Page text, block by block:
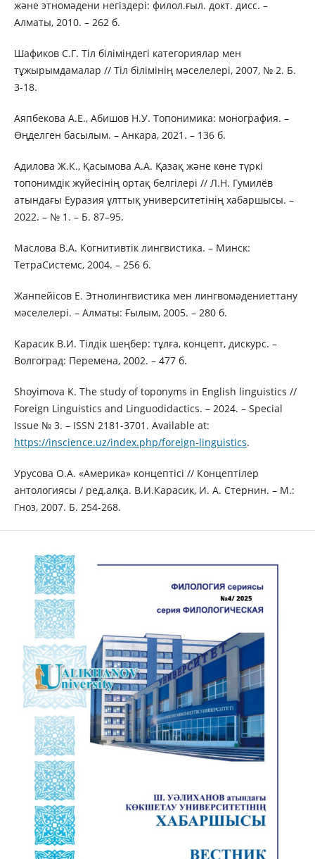
және этномәдени негіздері: филол.ғыл. докт. дисс. –
Алматы, 2010. – 262 б.
Шафиков С.Г. Тіл біліміндегі категориялар мен
тұжырымдамалар // Тіл білімінің мәселелері, 2007, № 2. Б.
3-18.
Аяпбекова А.Е., Абишов Н.У. Топонимика: монография. –
Өңделген басылым. – Анкара, 2021. – 136 б.
Адилова Ж.К., Қасымова А.А. Қазақ және көне түркі
топонимдік жүйесінің ортақ белгілері // Л.Н. Гумилёв
атындағы Еуразия ұлттық университетінің хабаршысы. –
2022. – № 1. – Б. 87–95.
Маслова В.А. Когнитивтік лингвистика. – Минск:
ТетраСистемс, 2004. – 256 б.
Жанпейісов Е. Этнолингвистика мен лингвомәдениеттану
мәселелері. – Алматы: Ғылым, 2005. – 280 б.
Карасик В.И. Тілдік шеңбер: тұлға, концепт, дискурс. –
Волгоград: Перемена, 2002. – 477 б.
Shoyimova K. The study of toponyms in English linguistics //
Foreign Linguistics and Linguodidactics. – 2024. – Special
Issue № 3. – ISSN 2181-3701. Available at:
https://inscience.uz/index.php/foreign-linguistics.
Урусова О.А. «Америка» концептісі // Концептілер
антологиясы / ред.алқа. В.И.Карасик, И. А. Стернин. – М.:
Гноз, 2007. Б. 254-268.